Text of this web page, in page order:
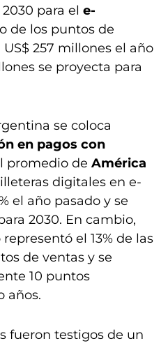
para el e-
de los puntos de
257 millones el año
se proyecta para
se coloca
en pagos con
promedio de América
digitales en e-
el año pasado y se
2030. En cambio,
el 13% de las
de ventas y se
10 puntos
años.
fueron testigos de un